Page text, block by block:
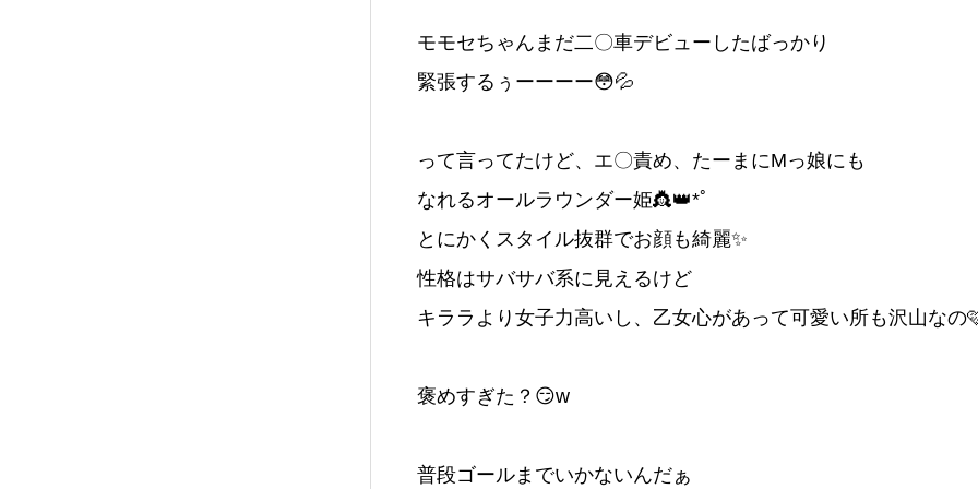
モモセちゃんまだ二〇車デビューしたばっかり
緊張するぅーーーー😳💦
って言ってたけど、エ〇責め、たーまにMっ娘にも
なれるオールラウンダー姫👸👑*ﾟ
とにかくスタイル抜群でお顔も綺麗✨️
性格はサバサバ系に見えるけど
キララより女子力高いし、乙女心があって可愛い所も沢山なの
褒めすぎた？😏w
普段ゴールまでいかないんだぁ